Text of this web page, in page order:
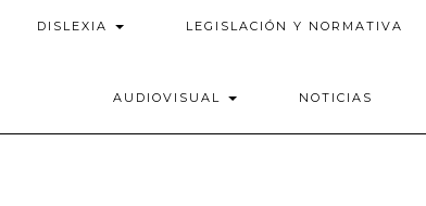
DISLEXIA LEGISLACIÓN Y NORMATIVA
AUDIOVISUAL NOTICIAS